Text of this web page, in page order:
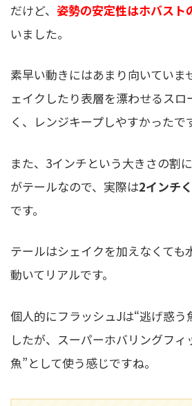
だけど、 姿勢の安定性はホバスト
いました。
素早い動きにはあまり向いていま
ェイクしたり表層を漂わせるスロ
く、レンジキープしやすかったで
また、3インチという大きさの割
がテールなので、実際は2インチ
です。
テールはシェイクを加えなくても
動いてリアルです。
個人的にフラッシュJは“逃げ惑う
したが、スーパーホバリングフィ
魚”として使う感じですね。